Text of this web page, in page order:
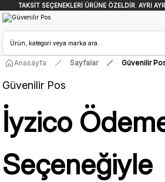
TAKSİT SEÇENEKLERİ ÜRÜNE ÖZELDİR. AYRI
Anasayfa Sayfalar Güvenilir
Güvenilir Pos
İyzico
Seçeneğiyle